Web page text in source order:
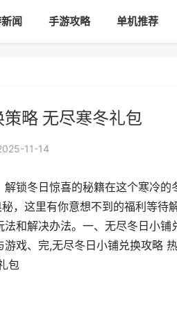
闻 手游攻略 单机推荐
略 无尽寒冬礼包
11-14
锁冬日惊喜的秘籍在这个寒冷
，这里有你意想不到的福利等
和解决办法。一、无尽冬日小
戏、完,无尽冬日小铺兑换攻略
包